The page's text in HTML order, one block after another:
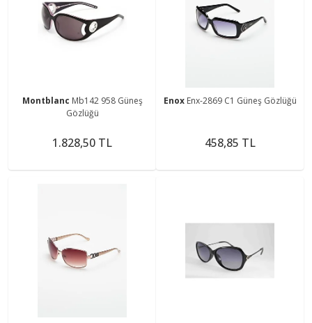
Montblanc Mb142 958 Güneş
Gözlüğü
1.828,50 TL
Enox Enx-2869 C1 Güneş Gözlüğü
458,85 TL